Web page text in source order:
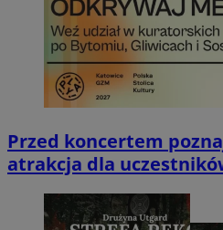
Przed koncertem
atrakcja dla